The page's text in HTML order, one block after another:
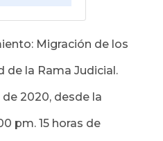
Migración de los
de la Rama Judicial.
2020, desde la
pm. 15 horas de